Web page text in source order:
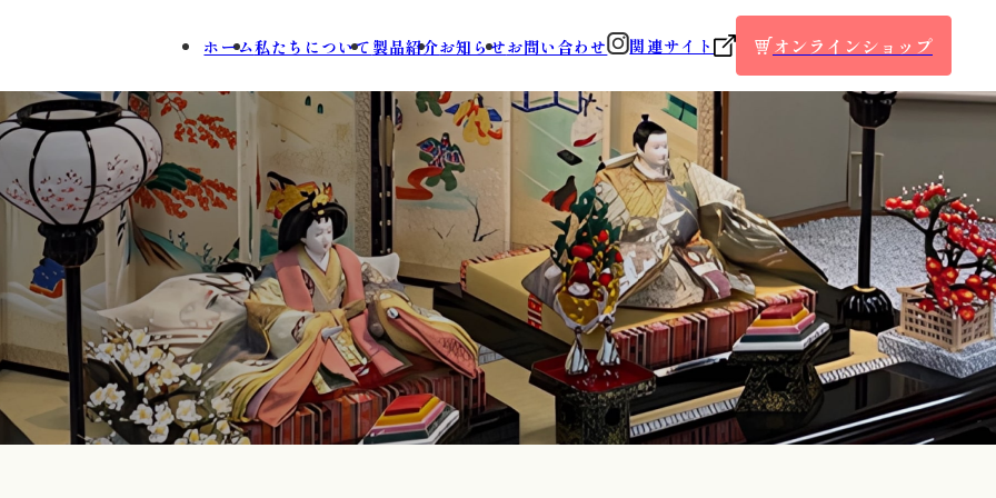
ホーム私たちについて 製品紹介お知らせお問い合わせ 関連サイト オンラインショップ